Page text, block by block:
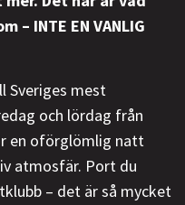
– INTE EN VANLIG
Sveriges mest
och lördag från
en oförglömlig natt
atmosfär. Port du
– det är så mycket